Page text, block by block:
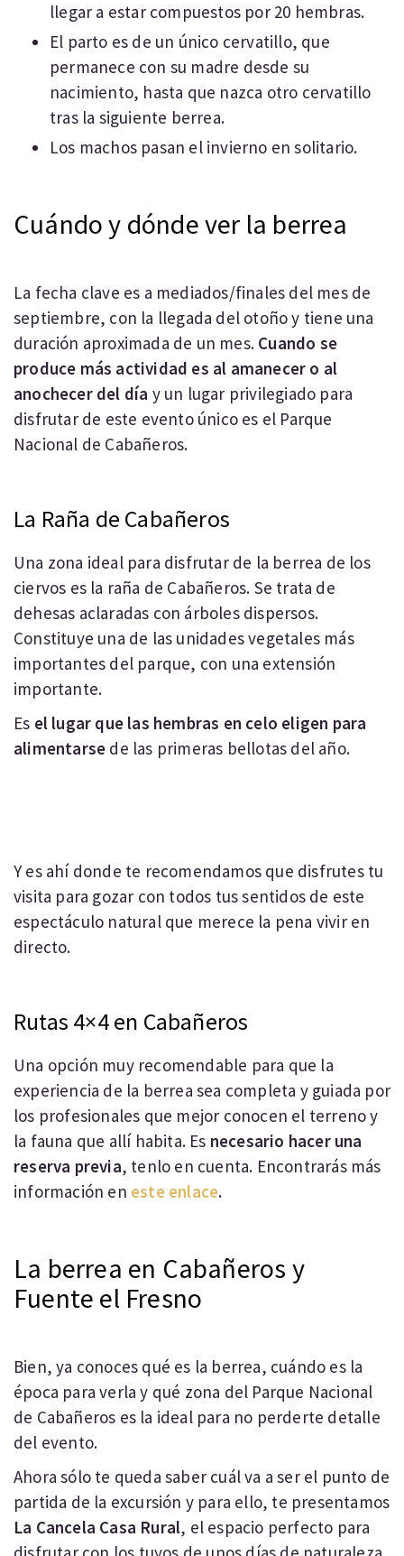
llegar a estar compuestos por 20 hembras.
El parto es de un único cervatillo, que
permanece con su madre desde su
nacimiento, hasta que nazca otro cervatillo
tras la siguiente berrea.
Los machos pasan el invierno en solitario.
Cuándo y dónde ver la berrea
La fecha clave es a mediados/finales del mes de
septiembre, con la llegada del otoño y tiene una
duración aproximada de un mes. Cuando se
produce más actividad es al amanecer o al
anochecer del día y un lugar privilegiado para
disfrutar de este evento único es el Parque
Nacional de Cabañeros.
La Raña de Cabañeros
Una zona ideal para disfrutar de la berrea de los
ciervos es la raña de Cabañeros. Se trata de
dehesas aclaradas con árboles dispersos.
Constituye una de las unidades vegetales más
importantes del parque, con una extensión
importante.
Es el lugar que las hembras en celo eligen para
alimentarse de las primeras bellotas del año.
Y es ahí donde te recomendamos que disfrutes tu
visita para gozar con todos tus sentidos de este
espectáculo natural que merece la pena vivir en
directo.
Rutas 4×4 en Cabañeros
Una opción muy recomendable para que la
experiencia de la berrea sea completa y guiada por
los profesionales que mejor conocen el terreno y
la fauna que allí habita. Es necesario hacer una
reserva previa, tenlo en cuenta. Encontrarás más
información en este enlace.
La berrea en Cabañeros y
Fuente el Fresno
Bien, ya conoces qué es la berrea, cuándo es la
época para verla y qué zona del Parque Nacional
de Cabañeros es la ideal para no perderte detalle
del evento.
Ahora sólo te queda saber cuál va a ser el punto de
partida de la excursión y para ello, te presentamos
La Cancela Casa Rural, el espacio perfecto para